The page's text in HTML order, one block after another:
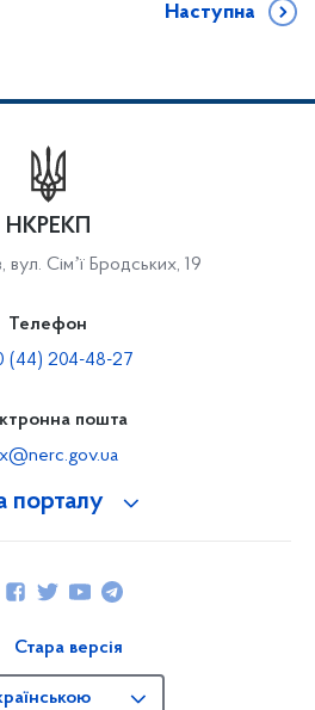
Наступна
порталу
НКРЕКП
вул. Сімʼї Бродських, 19
Телефон
(44) 204-48-27
пошта
Стара версія